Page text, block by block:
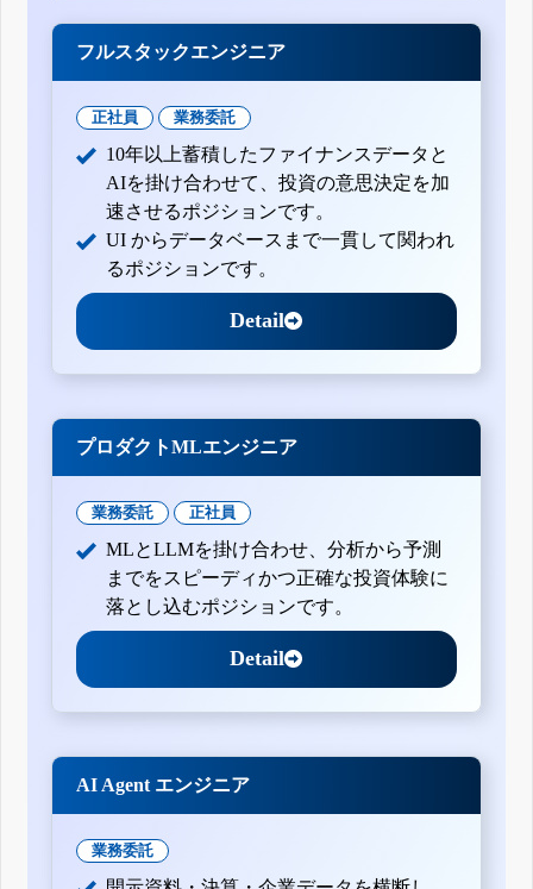
フルスタックエンジニア
正社員 業務委託
10年以上蓄積したファイナンスデータと
AIを掛け合わせて、投資の意思決定を加
速させるポジションです。
UI からデータベースまで一貫して関われ
るポジションです。
Detail
プロダクトMLエンジニア
業務委託 正社員
MLとLLMを掛け合わせ、分析から予測
までをスピーディかつ正確な投資体験に
落とし込むポジションです。
Detail
AI Agent エンジニア
業務委託